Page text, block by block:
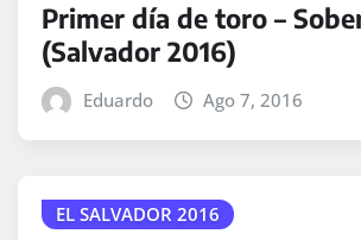
Primer día de toro –
(Salvador 2016)
Eduardo Ago 7, 2016
EL SALVADOR 2016